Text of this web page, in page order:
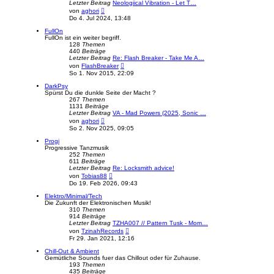
B
Letzter Beitrag Neologiical Vibration - Let T…
von aghori
e
u
s
t
e
r
B
e
i
a
g
Do 4. Jul 2024, 13:48
FullOn
FullOn ist ein weiter begriff.
128 Themen
440 Beiträge
Letzter Beitrag Re: Flash Breaker - Take Me A…
von FlashBreaker
e
u
s
B
i
So 1. Nov 2015, 22:09
DarkPsy
Spürst Du die dunkle Seite der Macht ?
267 Themen
1131 Beiträge
Letzter Beitrag VA - Mad Powers (2025, Sonic …
von aghori
e
u
s
t
e
r
B
e
i
a
g
So 2. Nov 2025, 09:05
Progi
Progressive Tanzmusik
252 Themen
611 Beiträge
Letzter Beitrag Re: Locksmith advice!
von Tobias88
e
u
s
r
B
e
i
a
Do 19. Feb 2026, 09:43
Elektro/Minimal/Tech
Die Zukunft der Elektronischen Musik!
310 Themen
914 Beiträge
Letzter Beitrag TZHA007 // Pattern Tusk - Mom…
von TzinahRecords
e
u
s
Fr 29. Jan 2021, 12:16
Chill-Out & Ambient
Gemütliche Sounds fuer das Chillout oder für Zuhause.
193 Themen
435 Beiträge